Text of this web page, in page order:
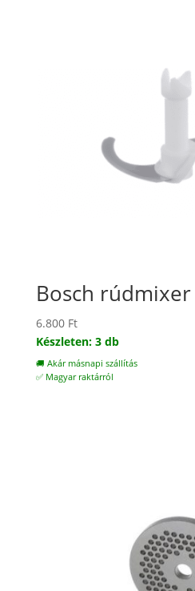
Bosch
6.800 Ft
Készleten: 3 db
🚚 Akár másnapi szállítás
✅ Magyar raktárról